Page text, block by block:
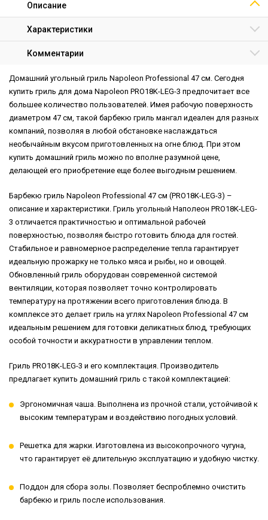
Описание
Характеристики
Комментарии
Домашний угольный гриль Napoleon Professional 47 см. Сегодня
купить гриль для дома Napoleon PRO18K-LEG-3 предпочитает все
большее количество пользователей. Имея рабочую поверхность
диаметром 47 см, такой барбекю гриль мангал идеален для разных
компаний, позволяя в любой обстановке наслаждаться
необычайным вкусом приготовленных на огне блюд. При этом
купить домашний гриль можно по вполне разумной цене,
делающей его приобретение еще более выгодным решением.
Барбекю гриль Napoleon Professional 47 см (PRO18K-LEG-3) –
описание и характеристики. Гриль угольный Наполеон PRO18K-LEG-
3 отличается практичностью и оптимальной рабочей
поверхностью, позволяя быстро готовить блюда для гостей.
Стабильное и равномерное распределение тепла гарантирует
идеальную прожарку не только мяса и рыбы, но и овощей.
Обновленный гриль оборудован современной системой
вентиляции, которая позволяет точно контролировать
температуру на протяжении всего приготовления блюда. В
комплексе это делает гриль на углях Napoleon Professional 47 см
идеальным решением для готовки деликатных блюд, требующих
особой точности и аккуратности в управлении теплом.
Гриль PRO18K-LEG-3 и его комплектация. Производитель
предлагает купить домашний гриль с такой комплектацией:
Эргономичная чаша. Выполнена из прочной стали, устойчивой к
высоким температурам и воздействию погодных условий.
Решетка для жарки. Изготовлена из высокопрочного чугуна,
что гарантирует её длительную эксплуатацию и удобную чистку.
Поддон для сбора золы. Позволяет беспроблемно очистить
барбекю и гриль после использования.